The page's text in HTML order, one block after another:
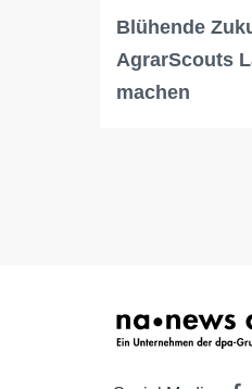
Blühende
AgrarScouts
machen